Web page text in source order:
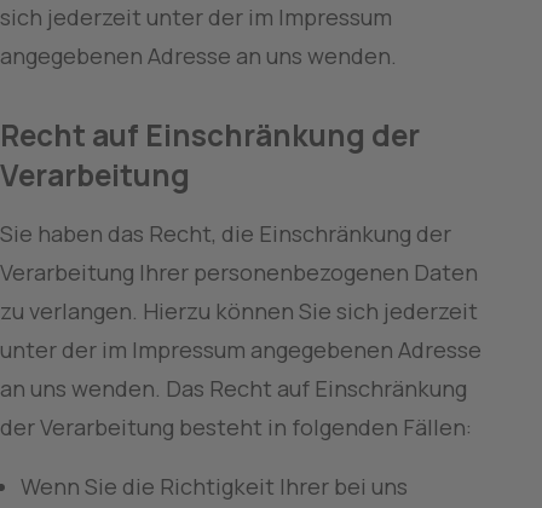
sich jederzeit unter der im Impressum
angegebenen Adresse an uns wenden.
Recht auf Einschränkung der
Verarbeitung
Sie haben das Recht, die Einschränkung der
Verarbeitung Ihrer personenbezogenen Daten
zu verlangen. Hierzu können Sie sich jederzeit
unter der im Impressum angegebenen Adresse
an uns wenden. Das Recht auf Einschränkung
der Verarbeitung besteht in folgenden Fällen:
Wenn Sie die Richtigkeit Ihrer bei uns